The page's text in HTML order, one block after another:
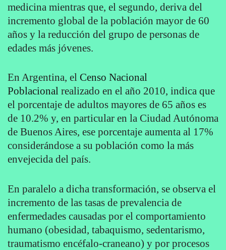
medicina mientras que, el segundo, deriva del
incremento global de la población mayor de 60
años y la reducción del grupo de personas de
edades más jóvenes.
En Argentina, el Censo Nacional
Poblacional realizado en el año 2010, indica que
el porcentaje de adultos mayores de 65 años es
de 10.2% y, en particular en la Ciudad Autónoma
de Buenos Aires, ese porcentaje aumenta al 17%
considerándose a su población como la más
envejecida del país.
En paralelo a dicha transformación, se observa el
incremento de las tasas de prevalencia de
enfermedades causadas por el comportamiento
humano (obesidad, tabaquismo, sedentarismo,
traumatismo encéfalo-craneano) y por procesos